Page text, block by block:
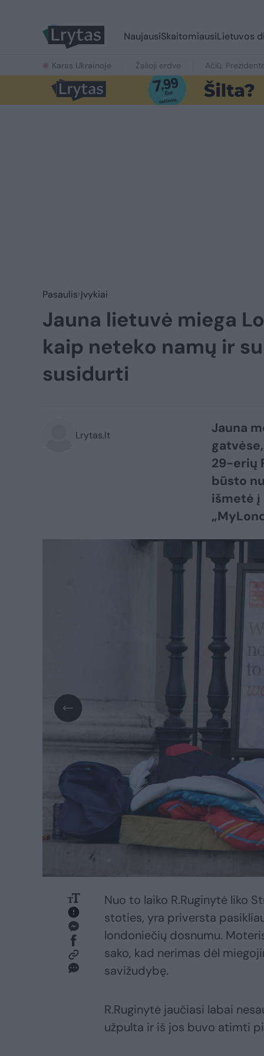
NaujausiSkaitomiausiLietuvos
Karas Ukrainoje Žalioji erdvė Ačiū,
Pasaulis Įvykiai
Jauna lietuvė miega
kaip neteko namų ir
susidurti
Lrytas.lt
Jauna
29-erių
būsto
išmetė į
Nuo to laiko R.Ruginytė liko
stoties, yra priversta
londoniečių dosnumu.
sako, kad nerimas dėl
savižudybę.
R.Ruginytė jaučiasi labai
užpulta ir iš jos buvo atimti